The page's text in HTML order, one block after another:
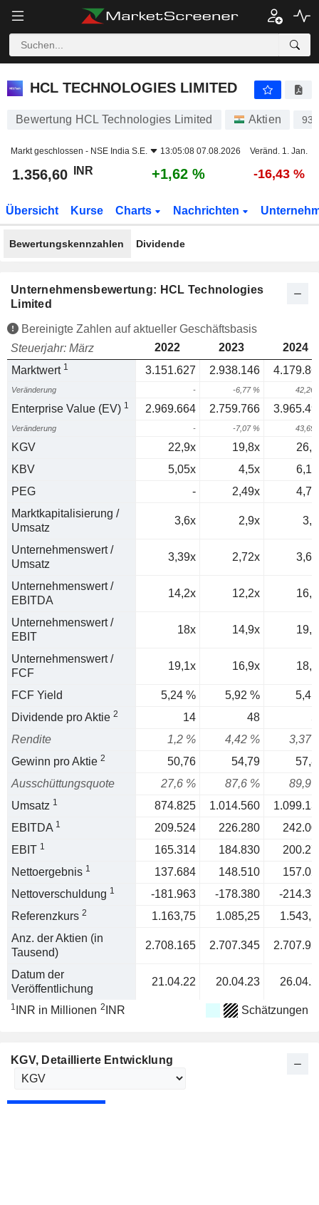
HCL TECHNOLOGIES LIMITED
Bewertung HCL Technologies Limited Aktien
Markt geschlossen - NSE India S.E. 13:05:08 07.08.2026 Veränd. 1. Jan.
1.356,60 INR +1,62 % -16,43 %
Übersicht Kurse Charts Nachrichten
Bewertungskennzahlen Dividende
Unternehmensbewertung: HCL Technologies
Limited
Bereinigte Zahlen auf aktueller Geschäftsbasis
Steuerjahr: März
2022 2023
2024
Marktwert 1 3.151.627 2.938.146
Veränderung - -6,77 % 42,26
Enterprise Value (EV) 1 2.969.664 2.759.766
Veränderung - -7,07 % 43,69
KGV 22,9x 19,8x
KBV
5,05x 4,5x
PEG
- 2,49x
Marktkapitalisierung /
Umsatz
3,6x 2,9x
Unternehmenswert /
Umsatz
3,39x 2,72x
Unternehmenswert /
EBITDA
14,2x 12,2x
Unternehmenswert /
EBIT
18x 14,9x
Unternehmenswert /
FCF
19,1x 16,9x
FCF Yield 5,24 % 5,92 %
5,4
Dividende pro Aktie 2 14 48
Rendite
1,2 % 4,42 %
3,37
Gewinn pro Aktie 2 50,76 54,79
Ausschüttungsquote
27,6 % 87,6 %
89,9
Umsatz 1 874.825 1.014.560
EBITDA 1 209.524 226.280
EBIT 1 165.314 184.830
Nettoergebnis 1 137.684 148.510
Nettoverschuldung 1 -181.963 -178.380
-
Referenzkurs 2 1.163,75 1.085,25
Anz. der Aktien (in
Tausend)
2.708.165 2.707.345
Datum der
Veröffentlichung
21.04.22 20.04.23
1 INR in Millionen 2 INR Schätzungen
KGV, Detaillierte Entwicklung